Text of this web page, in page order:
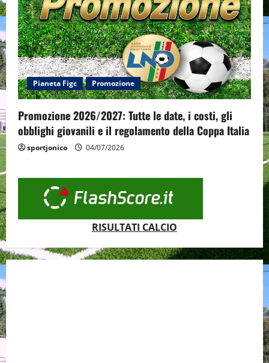
Pianeta Figc Promozione
Promozione 2026/2027: Tutte le date, i costi, gli
obblighi giovanili e il regolamento della Coppa Italia
sportjonico 04/07/2026
RISULTATI CALCIO